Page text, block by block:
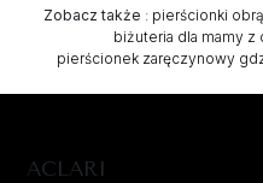
Zobacz także : pierścionki
biżuteria dla mamy z
pierścionek zaręczynowy
ACLARI